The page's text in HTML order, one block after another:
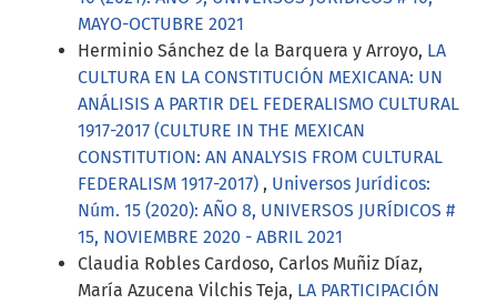
MAYO-OCTUBRE 2021
Herminio Sánchez de la Barquera y Arroyo, LA
CULTURA EN LA CONSTITUCIÓN MEXICANA: UN
ANÁLISIS A PARTIR DEL FEDERALISMO CULTURAL
1917-2017 (CULTURE IN THE MEXICAN
CONSTITUTION: AN ANALYSIS FROM CULTURAL
FEDERALISM 1917-2017) , Universos Jurídicos:
Núm. 15 (2020): AÑO 8, UNIVERSOS JURÍDICOS #
15, NOVIEMBRE 2020 - ABRIL 2021
Claudia Robles Cardoso, Carlos Muñiz Díaz,
María Azucena Vilchis Teja, LA PARTICIPACIÓN